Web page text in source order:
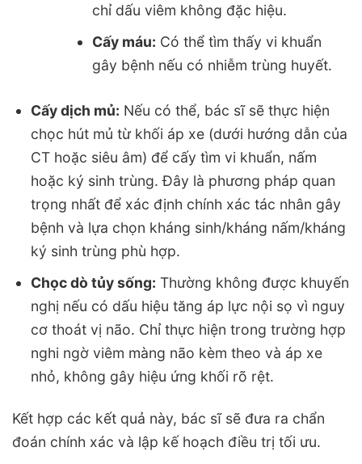
chỉ dấu viêm không đặc hiệu.
Cấy máu: Có thể tìm thấy vi khuẩn
gây bệnh nếu có nhiễm trùng huyết.
Cấy dịch mủ: Nếu có thể, bác sĩ sẽ thực hiện
chọc hút mủ từ khối áp xe (dưới hướng dẫn của
CT hoặc siêu âm) để cấy tìm vi khuẩn, nấm
hoặc ký sinh trùng. Đây là phương pháp quan
trọng nhất để xác định chính xác tác nhân gây
bệnh và lựa chọn kháng sinh/kháng nấm/kháng
ký sinh trùng phù hợp.
Chọc dò tủy sống: Thường không được khuyến
nghị nếu có dấu hiệu tăng áp lực nội sọ vì nguy
cơ thoát vị não. Chỉ thực hiện trong trường hợp
nghi ngờ viêm màng não kèm theo và áp xe
nhỏ, không gây hiệu ứng khối rõ rệt.
Kết hợp các kết quả này, bác sĩ sẽ đưa ra chẩn
đoán chính xác và lập kế hoạch điều trị tối ưu.